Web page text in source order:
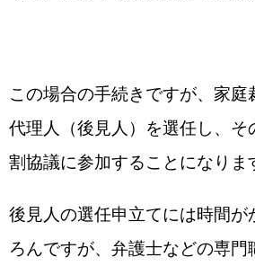
この場合の手続きですが、家庭
代理人（後見人）を選任し、そ
割協議に参加することになりま
後見人の選任申立てには時間が
ろんですが、弁護士などの専門